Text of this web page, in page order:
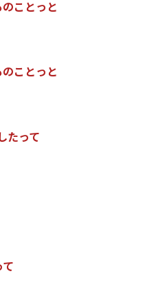
のこ とっ と
のこ とっ と
たって
て